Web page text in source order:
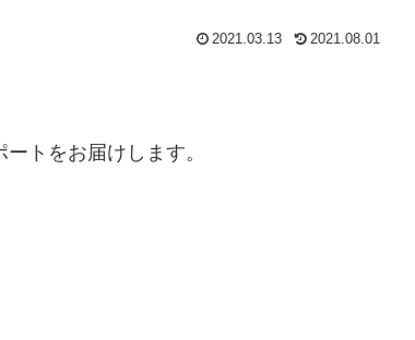
2021.03.13 2021.08.01
トをお届けします。